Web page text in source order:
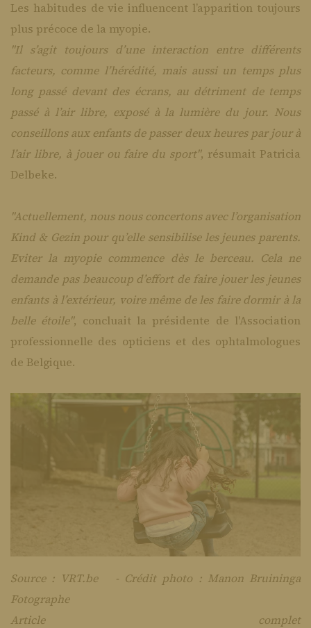
Les habitudes de vie influencent l’apparition toujours
plus précoce de la myopie.
"Il s’agit toujours d’une interaction entre différents
facteurs, comme l’hérédité, mais aussi un temps plus
long passé devant des écrans, au détriment de temps
passé à l’air libre, exposé à la lumière du jour. Nous
conseillons aux enfants de passer deux heures par jour à
l’air libre, à jouer ou faire du sport", résumait Patricia
Delbeke.
"Actuellement, nous nous concertons avec l’organisation
Kind & Gezin pour qu’elle sensibilise les jeunes parents.
Eviter la myopie commence dès le berceau. Cela ne
demande pas beaucoup d’effort de faire jouer les jeunes
enfants à l’extérieur, voire même de les faire dormir à la
belle étoile", concluait la présidente de l'Association
professionnelle des opticiens et des ophtalmologues
de Belgique.
Source : VRT.be - Crédit photo : Manon Bruininga
Fotographe
Article complet